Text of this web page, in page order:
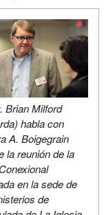
Brian Milford
habla con
A. Boigegrain
la reunión de la
en la sede de
de